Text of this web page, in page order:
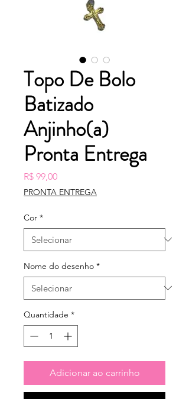
Topo De Bolo
Batizado
Anjinho(a)
Pronta Entrega
R$ 99,00Preço
PRONTA ENTREGA
Cor *
Nome do desenho *
Quantidade *
Adicionar ao carrinho